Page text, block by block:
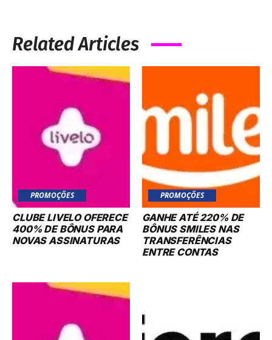
Related Articles
PROMOÇÕES
CLUBE LIVELO OFERECE
400% DE BÔNUS PARA
NOVAS ASSINATURAS
PROMOÇÕES
GANHE ATÉ 220% DE
BÔNUS SMILES NAS
TRANSFERÊNCIAS
ENTRE CONTAS